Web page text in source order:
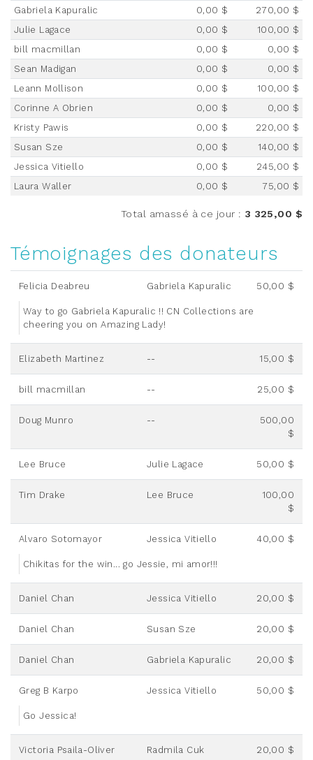
Gabriela Kapuralic
0,00 $
270,00 $
Julie Lagace
0,00 $
100,00 $
bill macmillan
0,00 $
0,00 $
Sean Madigan
0,00 $
0,00 $
Leann Mollison
0,00 $
100,00 $
Corinne A Obrien
0,00 $
0,00 $
Kristy Pawis
0,00 $
220,00 $
Susan Sze
0,00 $
140,00 $
Jessica Vitiello
0,00 $
245,00 $
Laura Waller
0,00 $ 75,00 $
Total amassé à ce jour : 3 325,00 $
Témoignages des donateurs
Felicia Deabreu Gabriela Kapuralic 50,00 $
Way to go Gabriela Kapuralic !! CN Collections are
cheering you on Amazing Lady!
Elizabeth Martinez -- 15,00 $
bill macmillan -- 25,00 $
Doug Munro --
500,00
$
Lee Bruce Julie Lagace 50,00 $
Tim Drake Lee Bruce
100,00
$
Alvaro Sotomayor Jessica Vitiello 40,00 $
Chikitas for the win... go Jessie, mi amor!!!
Daniel Chan Jessica Vitiello 20,00 $
Daniel Chan Susan Sze 20,00 $
Daniel Chan Gabriela Kapuralic 20,00 $
Greg B Karpo Jessica Vitiello 50,00 $
Go Jessica!
Victoria Psaila-Oliver Radmila Cuk 20,00 $